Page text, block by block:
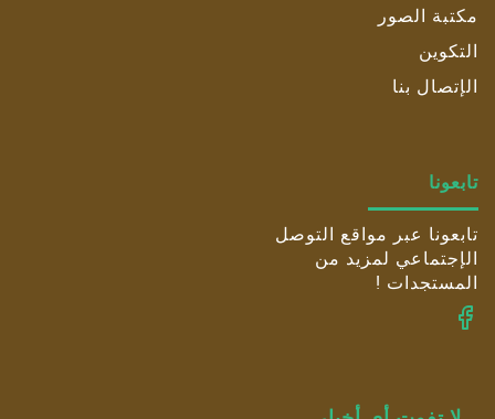
مكتبة الصور
التكوين
الإتصال بنا
تابعونا
تابعونا عبر مواقع التوصل
الإجتماعي لمزيد من
المستجدات !